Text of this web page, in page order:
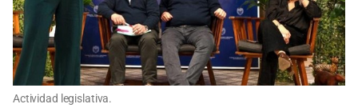
Actividad legislativa.